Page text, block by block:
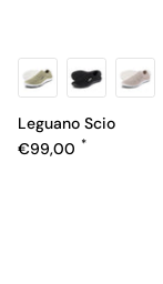
Leguano Scio
Normaler Preis
€99,00